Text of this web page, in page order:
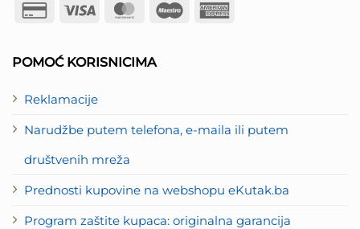
POMOĆ KORISNICIMA
Reklamacije
Narudžbe putem telefona, e-maila ili putem
društvenih mreža
Prednosti kupovine na webshopu eKutak.ba
Program zaštite kupaca: originalna garancija
Credit
Visa MasterCard
Maestro